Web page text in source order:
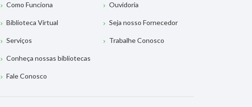
Como Funciona
Biblioteca Virtual
Serviços
Conheça nossas bibliotecas
Fale Conosco
Ouvidoria
Seja nosso Fornecedor
Trabalhe Conosco